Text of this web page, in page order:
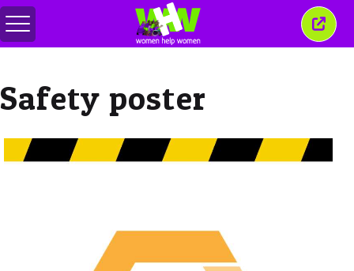
Basculer
le
cette
Safety poster